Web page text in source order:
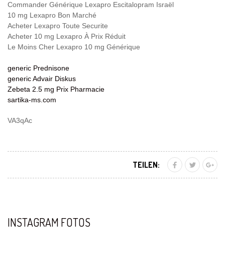
Commander Générique Lexapro Escitalopram Israël
10 mg Lexapro Bon Marché
Acheter Lexapro Toute Securite
Acheter 10 mg Lexapro À Prix Réduit
Le Moins Cher Lexapro 10 mg Générique
generic Prednisone
generic Advair Diskus
Zebeta 2.5 mg Prix Pharmacie
sartika-ms.com
VA3qAc
TEILEN:
INSTAGRAM FOTOS